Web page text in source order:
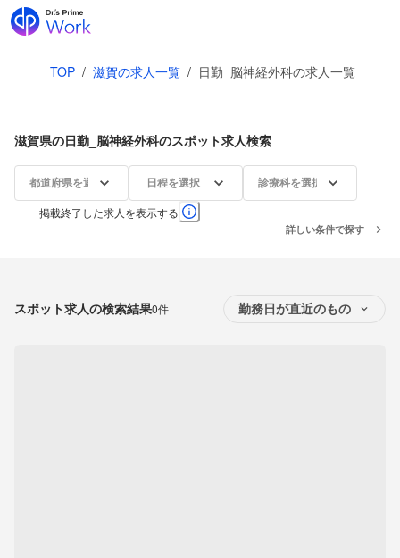
TOP / 滋賀の求人一覧 / 日勤_脳神経外科の求人一覧
滋賀県の日勤_脳神経外科のスポット求人検索
都道府県を選択 日程を選択 診療科を選択
掲載終了した求人を表示する
詳しい条件で探す
スポット求人の検索結果0件 勤務日が直近のもの